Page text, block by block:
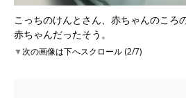
こっちのけんとさん、赤ちゃんのころ
赤ちゃんだったそう。
▼次の画像は下へスクロール (2/7)